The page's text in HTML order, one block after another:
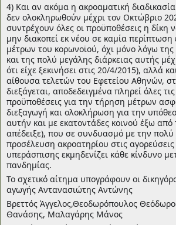
4) Και αν ακόμα η ακροαματική διαδικασία
δεν ολοκληρωθούν μέχρι τον Οκτώβριο
συντρέχουν όλες οι προϋποθέσεις η δίκη
μην διακοπεί εκ νέου σε καμία περίπτωση
μέτρων του κορωνοϊού, όχι μόνο λόγω
και της πολύ μεγάλης διάρκειας αυτής
ότι είχε ξεκινήσει στις 20/4/2015), αλλά
αίθουσα τελετών του Εφετείου Αθηνών,
διεξάγεται, αποδεδειγμένα πληρεί όλες
προϋποθέσεις για την τήρηση μέτρων
διεξαγωγή και ολοκλήρωση για την
αυτήν και με εκατοντάδες κοινού έξω
απέδειξε), που σε συνδυασμό με την
προσέλευση ακροατηρίου στις
υπεράσπισης εκμηδενίζει κάθε κίνδυνο
πανδημίας.
Το σχετικό αίτημα υπογράφουν οι
αγωγής Αντανασιώτης Αντώνης
Βρεττός Άγγελος,Θεοδωρόπουλος
Θανάσης, Μαλαγάρης Μάνος